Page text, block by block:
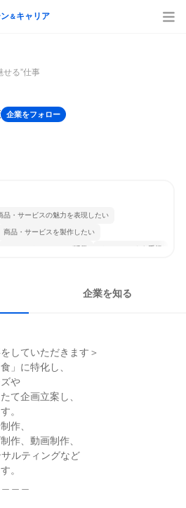
＆キャリア
せる”仕事
企業をフォロー
品・サービスの魅力を表現したい
商品・サービスを製作したい
コミュニケーションが活発 チームワークを重視
企業を知る
していただきます＞
」に特化し、
や
て企画立案し、
。
作、
作、動画制作、
ルティングなど
。